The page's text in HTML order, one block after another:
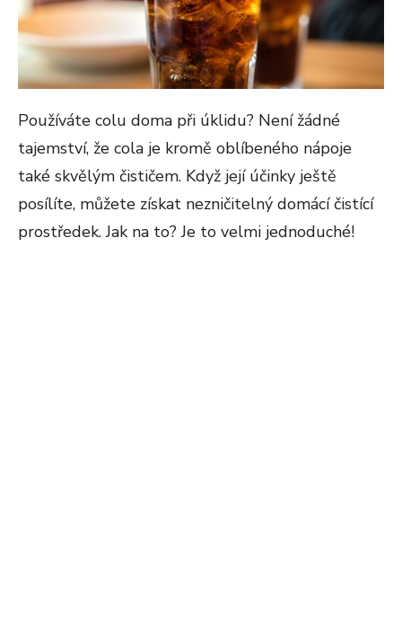
Používáte colu doma při úklidu? Není žádné
tajemství, že cola je kromě oblíbeného nápoje
také skvělým čističem. Když její účinky ještě
posílíte, můžete získat nezničitelný domácí čistící
prostředek. Jak na to? Je to velmi jednoduché!